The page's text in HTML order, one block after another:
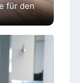
für den